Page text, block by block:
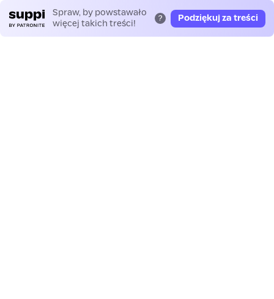
Spraw, by powstawało
więcej takich treści!
? Podziękuj za treści